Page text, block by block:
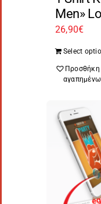
Men»
26,90€
Select
Προσθήκη